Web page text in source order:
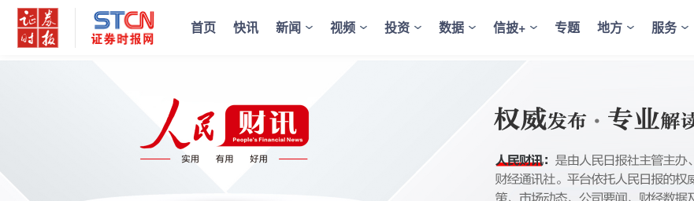
首页 快讯 新闻 视频 投资 数据 信披+ 专题 地方 服务